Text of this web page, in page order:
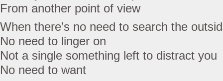
From another point of view
When there’s no need to search the
No need to linger on
Not a single something left to distract you
No need to want